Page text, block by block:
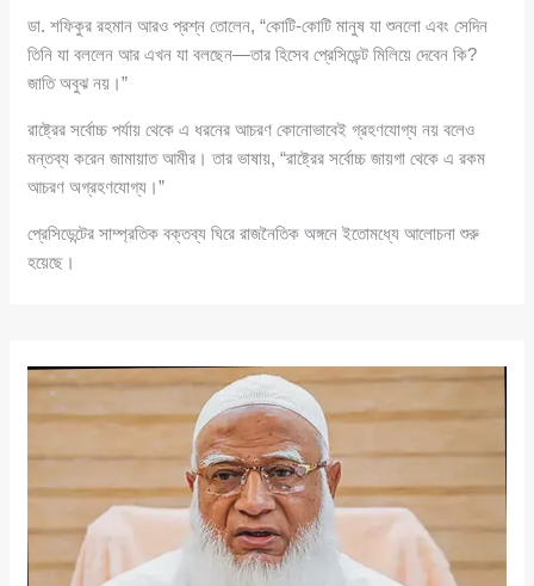
ডা. শফিকুর রহমান আরও প্রশ্ন তোলেন, “কোটি-কোটি মানুষ যা শুনলো এবং সেদিন
তিনি যা বললেন আর এখন যা বলছেন—তার হিসেব প্রেসিডেন্ট মিলিয়ে দেবেন কি?
জাতি অবুঝ নয়।”
রাষ্ট্রের সর্বোচ্চ পর্যায় থেকে এ ধরনের আচরণ কোনোভাবেই গ্রহণযোগ্য নয় বলেও
মন্তব্য করেন জামায়াত আমীর। তার ভাষায়, “রাষ্ট্রের সর্বোচ্চ জায়গা থেকে এ রকম
আচরণ অগ্রহণযোগ্য।”
প্রেসিডেন্টের সাম্প্রতিক বক্তব্য ঘিরে রাজনৈতিক অঙ্গনে ইতোমধ্যে আলোচনা শুরু
হয়েছে।